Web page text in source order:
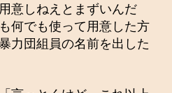
意しねえとまずいんだ
何でも使って用意した方
力団組員の名前を出した